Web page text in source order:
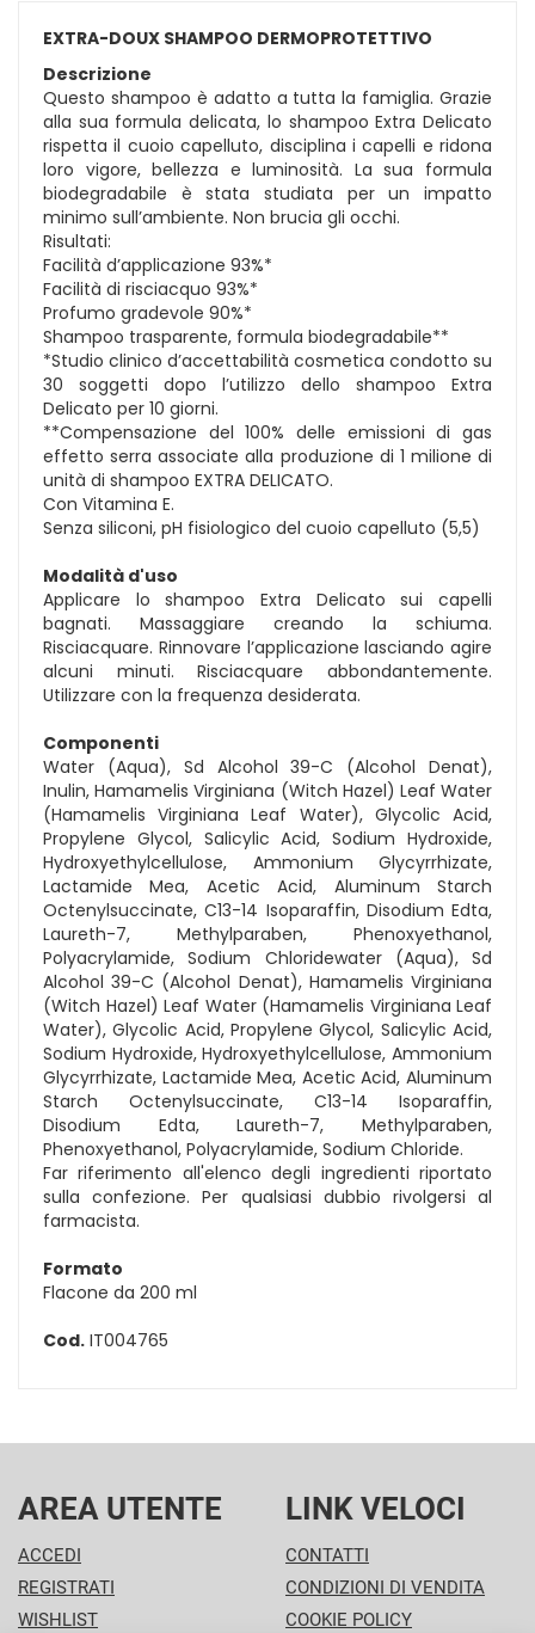
EXTRA-DOUX SHAMPOO DERMOPROTETTIVO
Descrizione
Questo shampoo è adatto a tutta la famiglia. Grazie
alla sua formula delicata, lo shampoo Extra Delicato
rispetta il cuoio capelluto, disciplina i capelli e ridona
loro vigore, bellezza e luminosità. La sua formula
biodegradabile è stata studiata per un impatto
minimo sull’ambiente. Non brucia gli occhi.
Risultati:
Facilità d’applicazione 93%*
Facilità di risciacquo 93%*
Profumo gradevole 90%*
Shampoo trasparente, formula biodegradabile**
*Studio clinico d’accettabilità cosmetica condotto su
30 soggetti dopo l’utilizzo dello shampoo Extra
Delicato per 10 giorni.
**Compensazione del 100% delle emissioni di gas
effetto serra associate alla produzione di 1 milione di
unità di shampoo EXTRA DELICATO.
Con Vitamina E.
Senza siliconi, pH fisiologico del cuoio capelluto (5,5)
Modalità d'uso
Applicare lo shampoo Extra Delicato sui capelli
bagnati. Massaggiare creando la schiuma.
Risciacquare. Rinnovare l’applicazione lasciando agire
alcuni minuti. Risciacquare abbondantemente.
Utilizzare con la frequenza desiderata.
Componenti
Water (Aqua), Sd Alcohol 39-C (Alcohol Denat),
Inulin, Hamamelis Virginiana (Witch Hazel) Leaf Water
(Hamamelis Virginiana Leaf Water), Glycolic Acid,
Propylene Glycol, Salicylic Acid, Sodium Hydroxide,
Hydroxyethylcellulose, Ammonium Glycyrrhizate,
Lactamide Mea, Acetic Acid, Aluminum Starch
Octenylsuccinate, C13-14 Isoparaffin, Disodium Edta,
Laureth-7, Methylparaben, Phenoxyethanol,
Polyacrylamide, Sodium Chloridewater (Aqua), Sd
Alcohol 39-C (Alcohol Denat), Hamamelis Virginiana
(Witch Hazel) Leaf Water (Hamamelis Virginiana Leaf
Water), Glycolic Acid, Propylene Glycol, Salicylic Acid,
Sodium Hydroxide, Hydroxyethylcellulose, Ammonium
Glycyrrhizate, Lactamide Mea, Acetic Acid, Aluminum
Starch Octenylsuccinate, C13-14 Isoparaffin,
Disodium Edta, Laureth-7, Methylparaben,
Phenoxyethanol, Polyacrylamide, Sodium Chloride.
Far riferimento all'elenco degli ingredienti riportato
sulla confezione. Per qualsiasi dubbio rivolgersi al
farmacista.
Formato
Flacone da 200 ml
Cod. IT004765
AREA UTENTE
ACCEDI
REGISTRATI
WISHLIST
LINK VELOCI
CONTATTI
CONDIZIONI DI VENDITA
COOKIE POLICY